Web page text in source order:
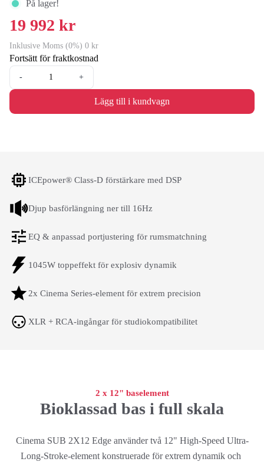
På lager!
19 992 kr
Inklusive Moms (0%) 0 kr
Fortsätt för fraktkostnad
- +
Lägg till i kundvagn
ICEpower® Class-D förstärkare med DSP
Djup basförlängning ner till 16Hz
EQ & anpassad portjustering för rumsmatchning
1045W toppeffekt för explosiv dynamik
2x Cinema Series-element för extrem precision
XLR + RCA-ingångar för studiokompatibilitet
2 x 12" baselement
Bioklassad bas i full skala
Cinema SUB 2X12 Edge använder två 12" High-Speed Ultra-
Long-Stroke-element konstruerade för extrem dynamik och